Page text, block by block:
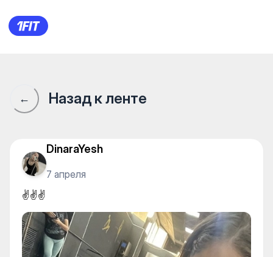
Stretching_Almaty — Fly yoga
← Назад к ленте
DinaraYesh
7 апреля
✌️✌️✌️